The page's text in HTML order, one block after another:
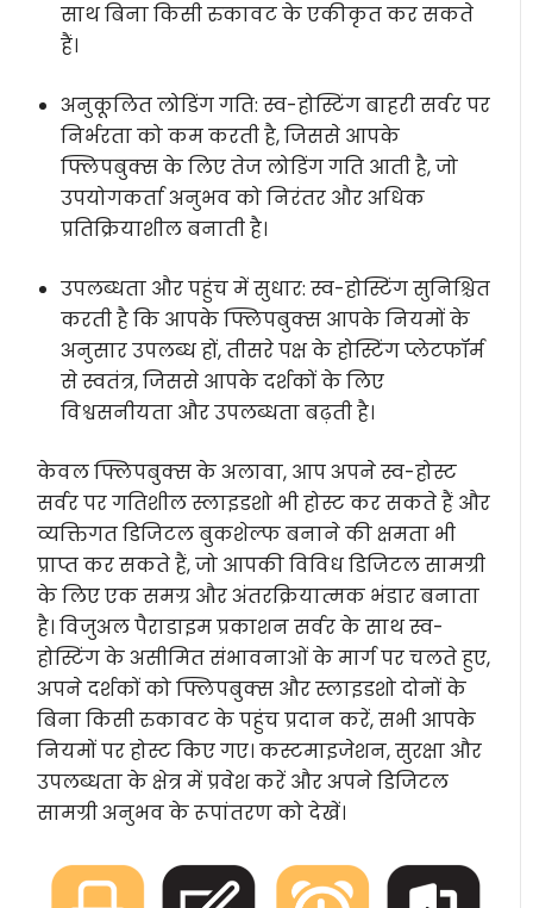
साथ बिना किसी रुकावट के एकीकृत कर सकते
हैं।
अनुकूलित लोडिंग गति: स्व-होस्टिंग बाहरी सर्वर पर
निर्भरता को कम करती है, जिससे आपके
फ्लिपबुक्स के लिए तेज लोडिंग गति आती है, जो
उपयोगकर्ता अनुभव को निरंतर और अधिक
प्रतिक्रियाशील बनाती है।
उपलब्धता और पहुंच में सुधार: स्व-होस्टिंग सुनिश्चित
करती है कि आपके फ्लिपबुक्स आपके नियमों के
अनुसार उपलब्ध हों, तीसरे पक्ष के होस्टिंग प्लेटफॉर्म
से स्वतंत्र, जिससे आपके दर्शकों के लिए
विश्वसनीयता और उपलब्धता बढ़ती है।
केवल फ्लिपबुक्स के अलावा, आप अपने स्व-होस्ट
सर्वर पर गतिशील स्लाइडशो भी होस्ट कर सकते हैं और
व्यक्तिगत डिजिटल बुकशेल्फ बनाने की क्षमता भी
प्राप्त कर सकते हैं, जो आपकी विविध डिजिटल सामग्री
के लिए एक समग्र और अंतरक्रियात्मक भंडार बनाता
है। विजुअल पैराडाइम प्रकाशन सर्वर के साथ स्व-
होस्टिंग के असीमित संभावनाओं के मार्ग पर चलते हुए,
अपने दर्शकों को फ्लिपबुक्स और स्लाइडशो दोनों के
बिना किसी रुकावट के पहुंच प्रदान करें, सभी आपके
नियमों पर होस्ट किए गए। कस्टमाइजेशन, सुरक्षा और
उपलब्धता के क्षेत्र में प्रवेश करें और अपने डिजिटल
सामग्री अनुभव के रूपांतरण को देखें।